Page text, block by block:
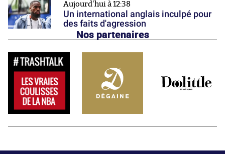
Aujourd'hui à 12:38
Un international anglais inculpé pour
des faits d'agression
Nos partenaires